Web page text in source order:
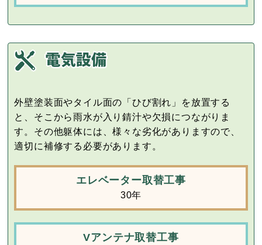
外壁塗装面やタイル面の「ひび割れ」を放置する
と、そこから雨水が入り錆汁や欠損につながりま
す。その他躯体には、様々な劣化がありますので、
適切に補修する必要があります。
エレベーター取替工事
30年
Vアンテナ取替工事